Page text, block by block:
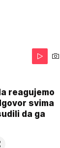
reagujemo
svima
da ga